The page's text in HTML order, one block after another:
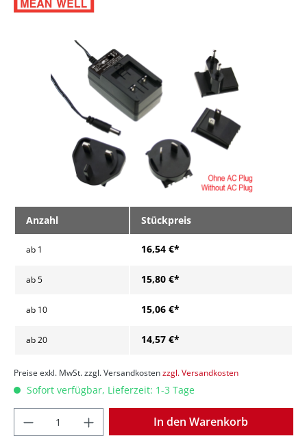
Anzahl Stückpreis
ab 1 16,54 €*
ab5 15,80 €*
ab 10 15,06 €*
ab20 14,57 €*
Preise exkl. MwSt. zzgl. Versandkostenzzgl. Versandkosten
Sofort verfügbar, Lieferzeit: 1-3 Tage
In den Warenkorb